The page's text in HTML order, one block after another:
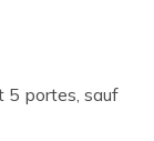
5 portes, sauf